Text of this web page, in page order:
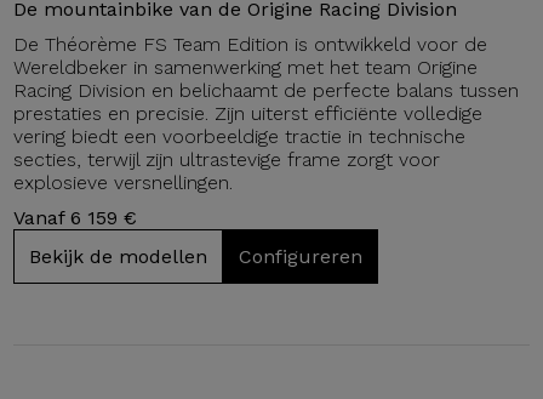
De mountainbike van de Origine Racing Division
De Théorème FS Team Edition is ontwikkeld voor de
Wereldbeker in samenwerking met het team Origine
Racing Division en belichaamt de perfecte balans tussen
prestaties en precisie. Zijn uiterst efficiënte volledige
vering biedt een voorbeeldige tractie in technische
secties, terwijl zijn ultrastevige frame zorgt voor
explosieve versnellingen.
Vanaf 6 159 €
Bekijk de modellen
Configureren